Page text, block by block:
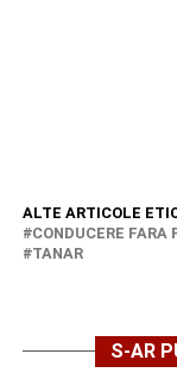
ALTE ARTICOLE
CONDUCERE FARA
TANAR
S-AR